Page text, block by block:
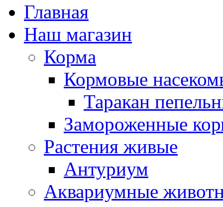
Главная
Наш магазин
Корма
Кормовые
Таракан
Замороженные
Растения живые
Антуриум
Аквариумные